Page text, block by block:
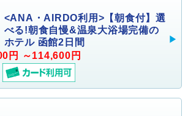
<ANA・AIRDO利用>【朝食付】選
べる!朝食自慢&温泉大浴場完備の
ホテル 函館2日間
円 ～114,600円